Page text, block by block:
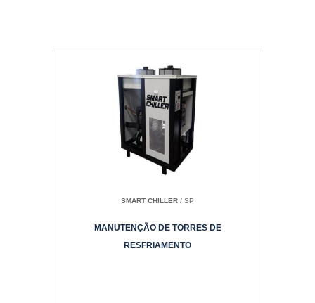
SMART CHILLER/ SP
MANUTENÇÃO DE TORRES DE
RESFRIAMENTO